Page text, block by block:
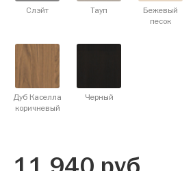
Слэйт Тауп
Бежевый
песок
Дуб Каселла
коричневый
Черный